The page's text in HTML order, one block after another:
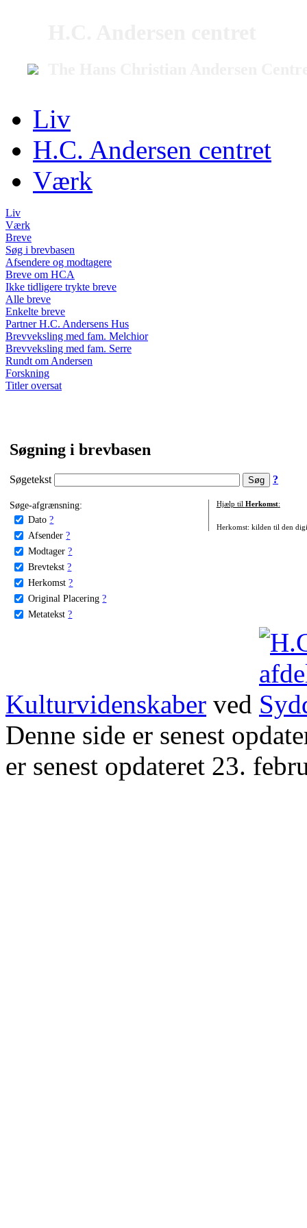
Liv
H.C. Andersen centret
Værk
Liv
Værk
Breve
Søg i brevbasen
Afsendere og modtagere
Breve om HCA
Ikke tidligere trykte breve
Alle breve
Enkelte breve
Partner H.C. Andersens Hus
Brevveksling med fam. Melchior
Brevveksling med fam. Serre
Rundt om Andersen
Forskning
Titler oversat
Søgning i brevbasen
Søgetekst ?
Søge-afgrænsning:
Dato ?
Afsender ?
Modtager ?
Brevtekst ?
Herkomst ?
Original Placering ?
Metatekst ?
Hjælp til Herkomst:
Herkomst: kilden til den
Kulturvidenskaber ved
Denne side er senest
er senest opdateret 23.